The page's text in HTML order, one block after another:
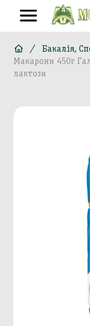
Бакалія,
Макарони 450г
лактози